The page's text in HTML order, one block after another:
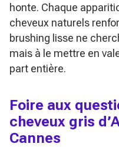
honte. Chaque
cheveux naturels
brushing lisse ne
mais à le mettre en
part entière.
Foire aux
cheveux gris
Cannes